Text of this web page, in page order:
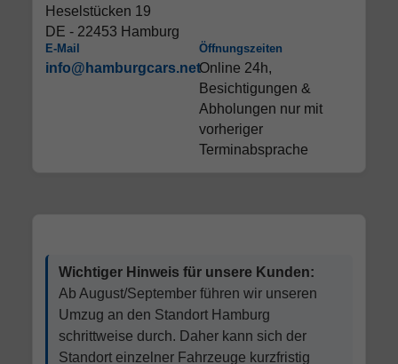
Heselstücken 19
DE - 22453 Hamburg
E-Mail
info@hamburgcars.net
Öffnungszeiten
Online 24h,
Besichtigungen &
Abholungen nur mit
vorheriger
Terminabsprache
Wichtiger Hinweis für unsere Kunden:
Ab August/September führen wir unseren
Umzug an den Standort Hamburg
schrittweise durch. Daher kann sich der
Standort einzelner Fahrzeuge kurzfristig